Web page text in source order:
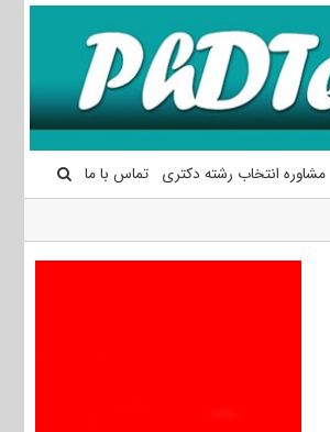
مشاوره انتخاب رشته دکتری تماس با ما